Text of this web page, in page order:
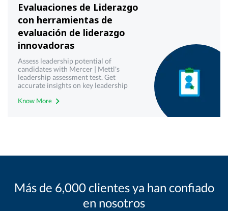
Evaluaciones de Liderazgo
con herramientas de
evaluación de liderazgo
innovadoras
Assess leadership potential of
candidates with Mercer | Mettl's
leadership assessment test. Get
accurate insights on key leadership
Today!
Know More
Más de 6,000 clientes ya han confiado
en nosotros